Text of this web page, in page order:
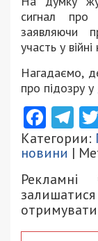
сигнал
заявляючи
участь у
Нагадаємо,
про підозру у
Категории:
новини |